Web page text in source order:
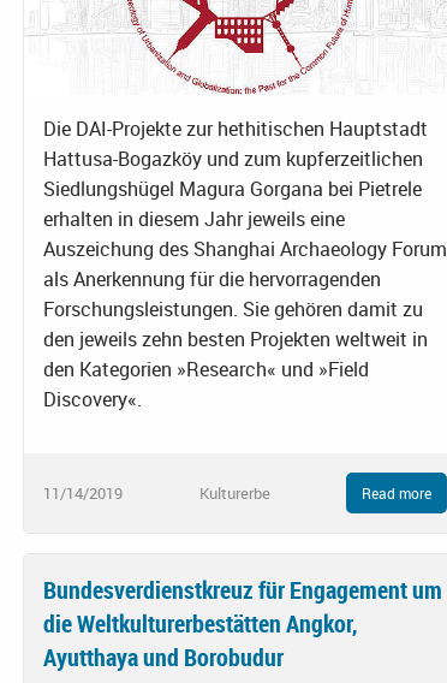
Die DAI-Projekte zur hethitischen Hauptstadt
Hattusa-Bogazköy und zum kupferzeitlichen
Siedlungshügel Magura Gorgana bei Pietrele
erhalten in diesem Jahr jeweils eine
Auszeichung des Shanghai Archaeology Forum
als Anerkennung für die hervorragenden
Forschungsleistungen. Sie gehören damit zu
den jeweils zehn besten Projekten weltweit in
den Kategorien »Research« und »Field
Discovery«.
11/14/2019 Kulturerbe Read more
Bundesverdienstkreuz für Engagement um
die Weltkulturerbestätten Angkor,
Ayutthaya und Borobudur